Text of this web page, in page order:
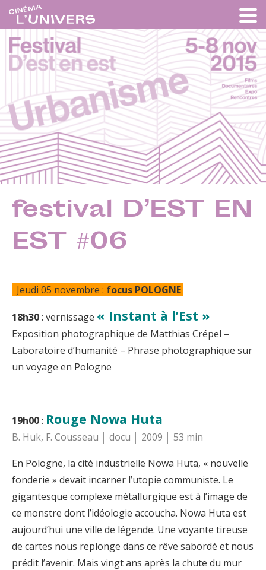
festival D’EST EN
EST #06
Jeudi 05 novembre : focus POLOGNE
18h30: vernissage « Instant à l’Est »
Exposition photographique de Matthias Crépel –
Laboratoire d’humanité – Phrase photographique sur
un voyage en Pologne
19h00: Rouge Nowa Huta
B. Huk, F. Cousseau │ docu │ 2009 │ 53 min
En Pologne, la cité industrielle Nowa Huta, « nouvelle
fonderie » devait incarner l’utopie communiste. Le
gigantesque complexe métallurgique est à l’image de
ce monstre dont l’idéologie accoucha. Nowa Huta est
aujourd’hui une ville de légende. Une voyante tireuse
de cartes nous replonge dans ce rêve sabordé et nous
prédit l’avenir. Mais vingt ans après la chute du mur